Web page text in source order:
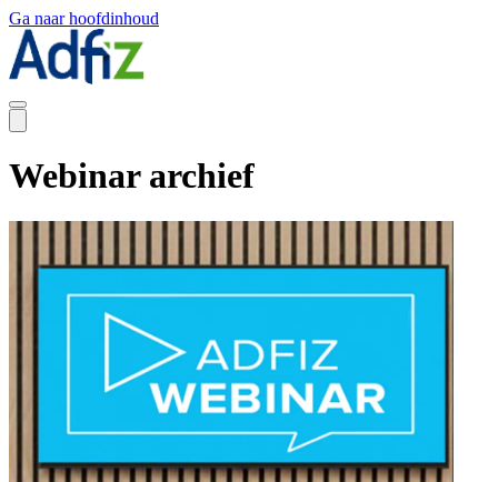
Ga naar hoofdinhoud
Webinar archief